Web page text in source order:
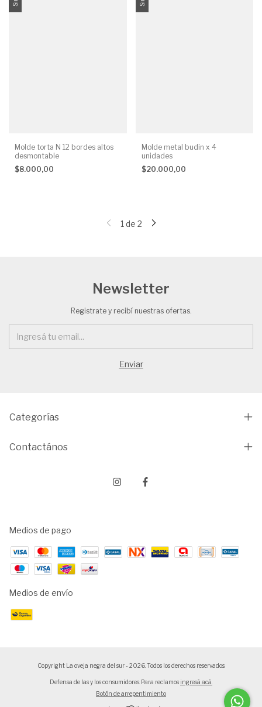
Molde torta N 12 bordes altos
desmontable
$8.000,00
Molde metal budin x 4
unidades
$20.000,00
1 de 2
Newsletter
Registrate y recibí nuestras ofertas.
Categorías
Contactános
Medios de pago
Medios de envío
Copyright La oveja negra del sur - 2026. Todos los derechos reservados.
Defensa de las y los consumidores. Para reclamos ingresá acá.
Botón de arrepentimiento